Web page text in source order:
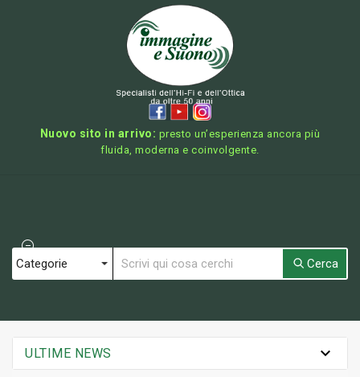
Nuovo sito in arrivo: presto un’esperienza ancora più
fluida, moderna e coinvolgente.
Cerca
ULTIME NEWS 